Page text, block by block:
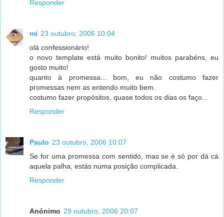
Responder
mi 23 outubro, 2006 10:04
olá confessionário!
o novo template está muito bonito! muitos parabéns, eu
gosto muito!
quanto à promessa... bom, eu não costumo fazer
promessas nem as entendo muito bem.
costumo fazer propósitos, quase todos os dias os faço...
Responder
Paulo 23 outubro, 2006 10:07
Se for uma promessa com sentido, mas se é só por dá cá
aquela palha, estás numa posição complicada.
Responder
Anónimo 29 outubro, 2006 20:07